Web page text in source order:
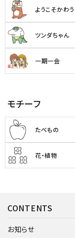
ようこそかわ
ツンダちゃん
一期一会
モチーフ
たべもの
花・植物
CONTENTS
お知らせ